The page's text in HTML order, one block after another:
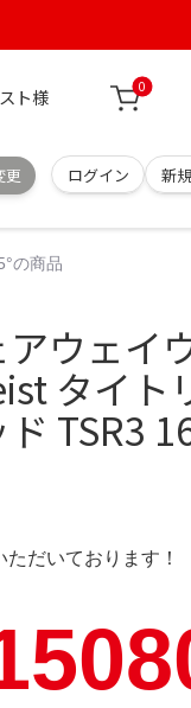
ト様 0
更 ログイン 新
の商品
ウェイ
タイト
TSR3
だいております！